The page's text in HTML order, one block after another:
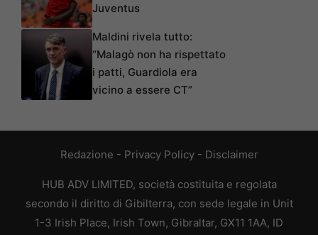
Juventus
Maldini rivela tutto:
“Malagò non ha rispettato
i patti, Guardiola era
vicino a essere CT”
Redazione - Privacy Policy- Disclaimer
HUB ADV LIMITED, società costituita e regolata
secondo il diritto di Gibilterra, con sede legale in Unit
1-3 Irish Place, Irish Town, Gibraltar, GX11 1AA, ID